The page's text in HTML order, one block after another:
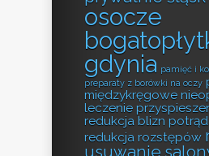
osocze
gdynia pamięć i
preparaty z borówki na oczy
międzykręgowe
leczenie
redukcja blizn
redukcja rozstępów
usuwanie